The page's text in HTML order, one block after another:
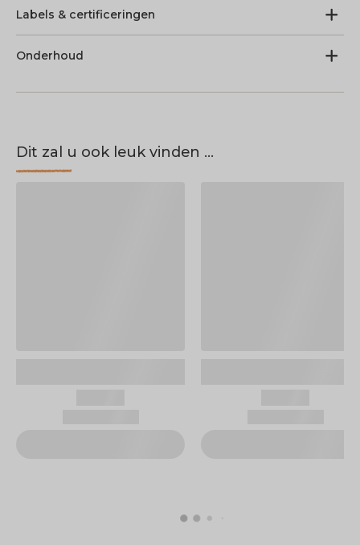
Labels & certificeringen
Onderhoud
Dit zal u ook leuk vinden ...